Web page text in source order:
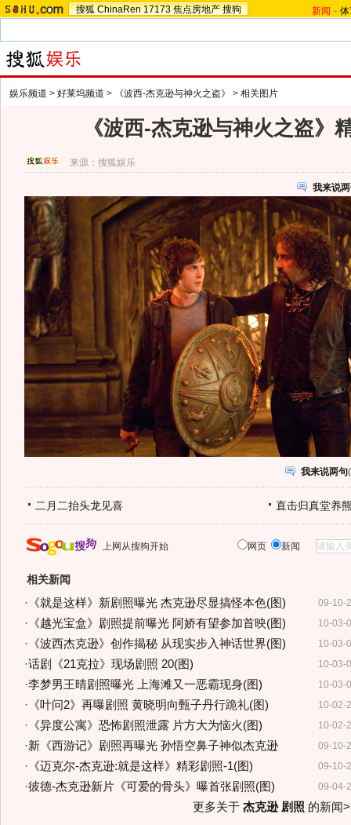
搜狐 ChinaRen 17173 焦点房地产 搜狗 新闻 -
娱乐频道 > 好莱坞频道 > 《波西-杰克逊与神火之盗》 > 相关图片
《波西-杰克逊与神火之盗》
来源：搜狐娱乐
我来说
我来说两句(
二月二抬头龙见喜 直击归真堂养
上网从搜狗开始 网页 新闻
相关新闻
09-10-
· 《就是这样》新剧照曝光 杰克逊尽显搞怪本色(图)
10-03-
· 《越光宝盒》剧照提前曝光 阿娇有望参加首映(图)
10-03-
· 《波西杰克逊》创作揭秘 从现实步入神话世界(图)
10-03-
·话剧《21克拉》现场剧照 20(图)
10-03-
·李梦男王晴剧照曝光 上海滩又一恶霸现身(图)
10-02-
· 《叶问2》再曝剧照 黄晓明向甄子丹行跪礼(图)
10-02-
· 《异度公寓》恐怖剧照泄露 片方大为恼火(图)
09-10-
·新《西游记》剧照再曝光 孙悟空鼻子神似杰克逊
09-10-
· 《迈克尔-杰克逊:就是这样》精彩剧照-1(图)
09-04-
·彼德-杰克逊新片《可爱的骨头》曝首张剧照(图)
更多关于 杰克逊 剧照 的新闻